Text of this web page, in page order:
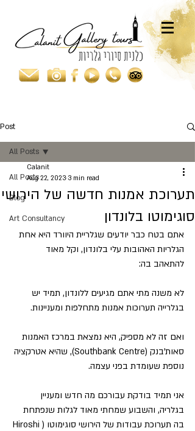
Post
All Posts
Blog
Art Consultancy
All Posts
תערוכת אמנות חדשה של הירושי
סוגימוטו בלונדון
Calanit
Aug 22, 2023 3 min read
אתם בטח כבר יודעים שגלריית היוורד היא אחת
הגלריות האהובות עלי בלונדון, וקל מאוד
להתאהב בה:
לא משנה מתי אתם מגיעים ללונדון, תמיד יש
בגלרייה תערוכות אמנות מתחלפות ומעניינות.
ואם זה לא מספיק, היא נמצאת במרכז האמנות
סאות'בנק (Southbank Centre), שהיא אטרקציה
נוספת שעומדת בפני עצמה.
אני תמיד בודקת עבורכם מה חדש ומעניין
בגלריה, והשבוע שמחתי מאוד לגלות שנפתחת
בה תערוכת עבודות של הירושי סוגימוטו (Hiroshi